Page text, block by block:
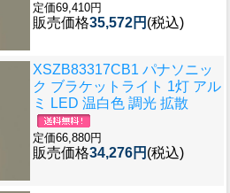
定価69,410円
販売価格35,572円 (税込)
XSZB83317CB1 パナソニッ
ク ブラケットライト 1灯 アル
ミ LED 温白色 調光 拡散
定価66,880円
販売価格34,276円 (税込)